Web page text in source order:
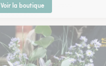
Voir la boutique